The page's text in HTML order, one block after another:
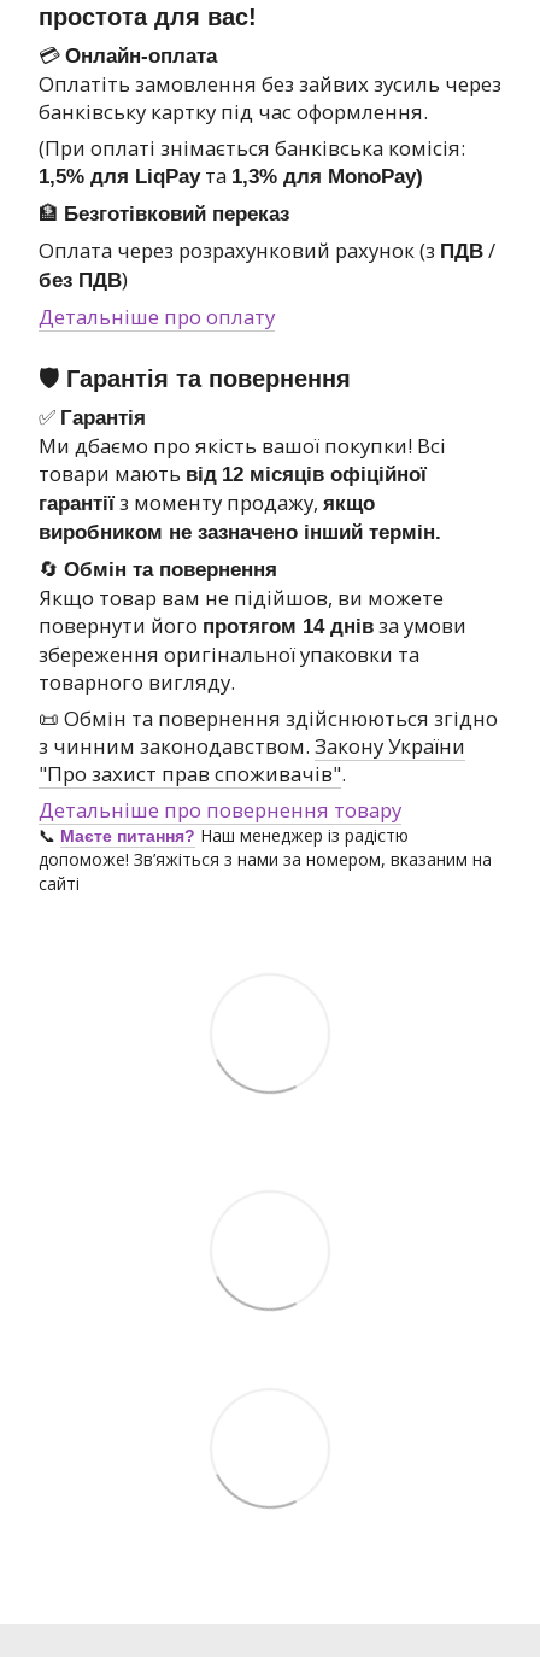
простота для вас!
💳 Онлайн-оплата
Оплатіть замовлення без зайвих зусиль через
банківську картку під час оформлення.
(При оплаті знімається банківська комісія:
1,5% для LiqPayта 1,3% для MonoPay)
🏦 Безготівковий переказ
Оплата через розрахунковий рахунок (з ПДВ /
без ПДВ)
Детальніше про оплату
🛡 Гарантія та повернення
✅ Гарантія
Ми дбаємо про якість вашої покупки! Всі
товари мають від 12 місяців офіційної
гарантії з моменту продажу, якщо
виробником не зазначено інший термін.
🔄 Обмін та повернення
Якщо товар вам не підійшов, ви можете
повернути його протягом 14 днів за умови
збереження оригінальної упаковки та
товарного вигляду.
📜 Обмін та повернення здійснюються згідно
з чинним законодавством. Закону України
"Про захист прав споживачів".
Детальніше про повернення товару
📞 Маєте питання? Наш менеджер із радістю
допоможе! Зв’яжіться з нами за номером, вказаним на
сайті